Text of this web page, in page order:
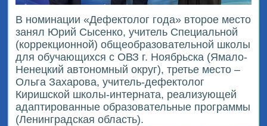
В номинации «Дефектолог года» второе место
занял Юрий Сысенко, учитель Специальной
(коррекционной) общеобразовательной школы
для обучающихся с ОВЗ г. Ноябрьска (Ямало-
Ненецкий автономный округ), третье место –
Ольга Захарова, учитель-дефектолог
Киришской школы-интерната, реализующей
адаптированные образовательные программы
(Ленинградская область).